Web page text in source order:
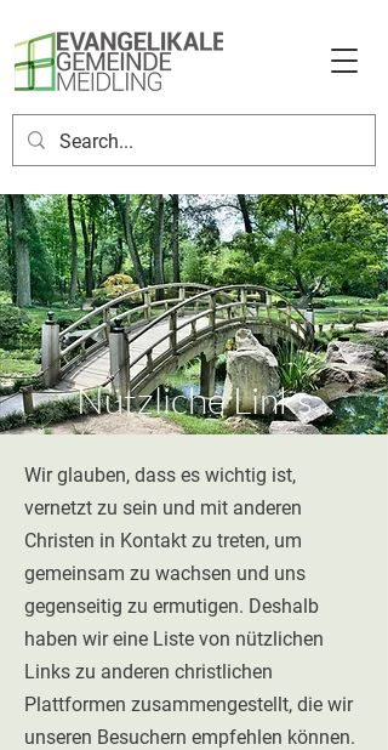
Nützliche Links
Wir glauben, dass es wichtig ist,
vernetzt zu sein und mit anderen
Christen in Kontakt zu treten, um
gemeinsam zu wachsen und uns
gegenseitig zu ermutigen. Deshalb
haben wir eine Liste von nützlichen
Links zu anderen christlichen
Plattformen zusammengestellt, die wir
unseren Besuchern empfehlen können.